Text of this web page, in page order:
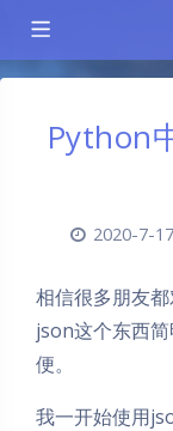
Python
2020-7-
相信很多朋友
json这个东西
便。
我一开始使用